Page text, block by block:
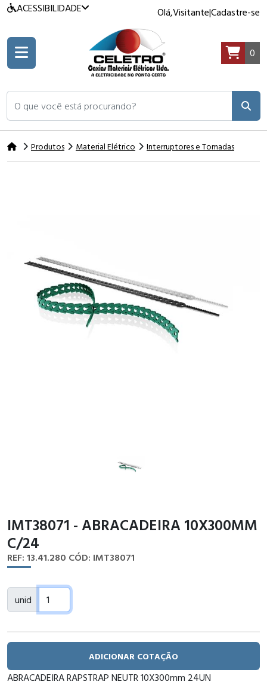
ACESSIBILIDADE Olá,Visitante|Cadastre-se
O que você está procurando?
0
Produtos Material Elétrico Interruptores e Tomadas
IMT38071 - ABRACADEIRA 10X300MM
C/24
REF: 13.41.280 CÓD: IMT38071
unid
ADICIONAR COTAÇÃO
ABRACADEIRA RAPSTRAP NEUTR 10X300mm 24UN